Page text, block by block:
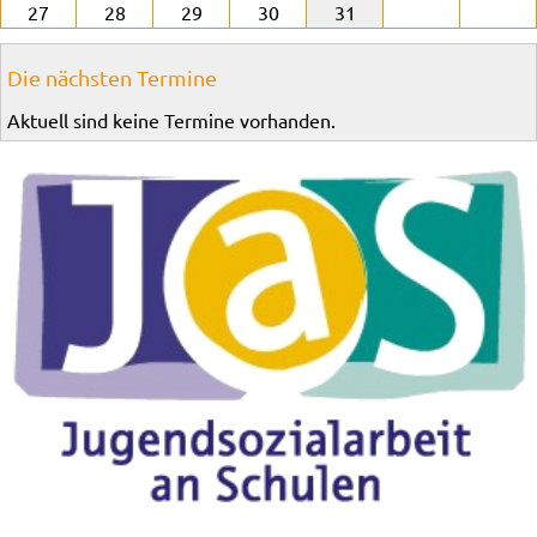
27
28 29 30 31
Die nächsten Termine
Aktuell sind keine Termine vorhanden.